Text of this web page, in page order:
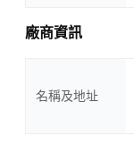
廠商資訊
名稱及地址